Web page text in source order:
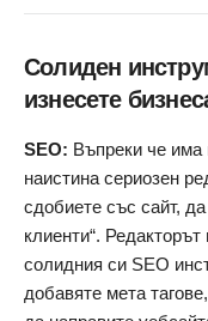
Солиден
изнесете
SEO: Въпреки че има
наистина сериозен
сдобиете със сайт,
клиенти“.
солидния си SEO
добавяте мета